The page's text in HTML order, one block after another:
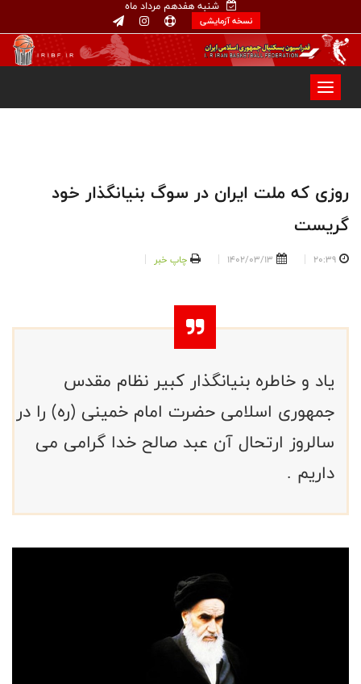
شنبه هفدهم مرداد ماه
نسخه آزمایشی
روزی که ملت ایران در سوگ بنیانگذار خود
گریست
20:39
1402/03/13 چاپ خبر
یاد و خاطره بنیانگذار کبیر نظام مقدس
جمهوری اسلامی حضرت امام خمینی (ره) را در
سالروز ارتحال آن عبد صالح خدا گرامی می
داریم .